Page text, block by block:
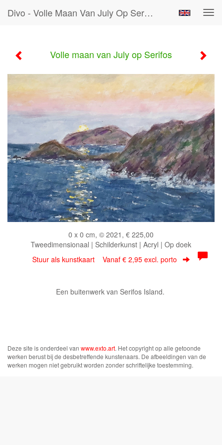
Divo - Volle Maan Van July Op Serifos
Volle maan van July op Serifos
0 x 0 cm, © 2021, € 225,00
Tweedimensionaal | Schilderkunst | Acryl | Op doek
Stuur als kunstkaart Vanaf € 2,95 excl. porto
Een buitenwerk van Serifos Island.
Deze site is onderdeel van www.exto.art. Het copyright op alle getoonde
werken berust bij de desbetreffende kunstenaars. De afbeeldingen van de
werken mogen niet gebruikt worden zonder schriftelijke toestemming.